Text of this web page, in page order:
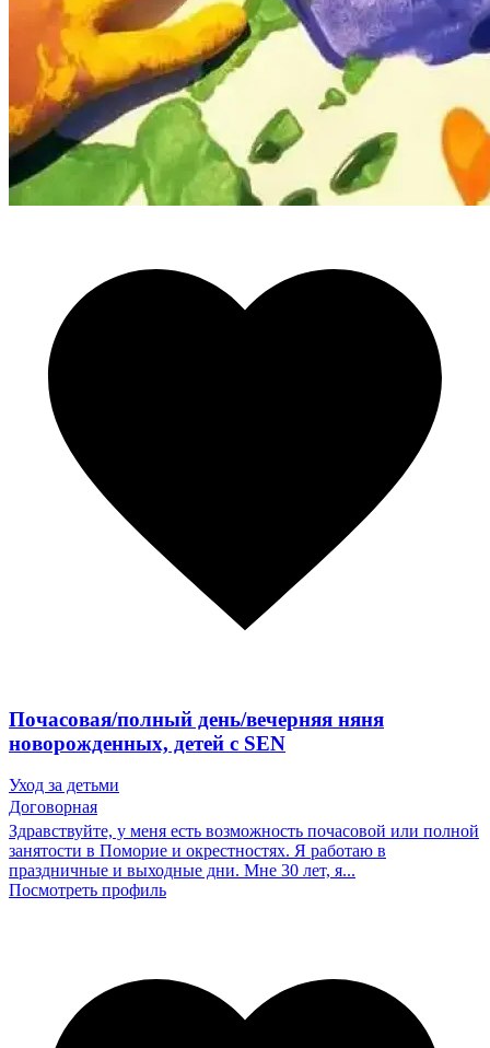
Почасовая/полный день/вечерняя няня
новорожденных, детей с SEN
Уход за детьми
Договорная
Здравствуйте, у меня есть возможность почасовой или полной
занятости в Поморие и окрестностях. Я работаю в
праздничные и выходные дни. Мне 30 лет, я...
Посмотреть профиль